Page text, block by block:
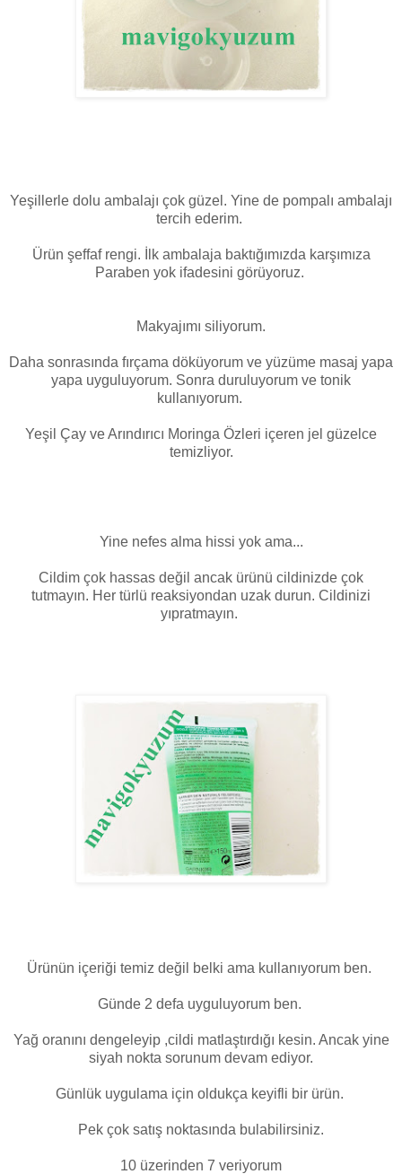
Yeşillerle dolu ambalajı çok güzel. Yine de pompalı ambalajı
tercih ederim.
Ürün şeffaf rengi. İlk ambalaja baktığımızda karşımıza
Paraben yok ifadesini görüyoruz.
Makyajımı siliyorum.
Daha sonrasında fırçama döküyorum ve yüzüme masaj yapa
yapa uyguluyorum. Sonra duruluyorum ve tonik
kullanıyorum.
Yeşil Çay ve Arındırıcı Moringa Özleri içeren jel güzelce
temizliyor.
Yine nefes alma hissi yok ama...
Cildim çok hassas değil ancak ürünü cildinizde çok
tutmayın. Her türlü reaksiyondan uzak durun. Cildinizi
yıpratmayın.
Ürünün içeriği temiz değil belki ama kullanıyorum ben.
Günde 2 defa uyguluyorum ben.
Yağ oranını dengeleyip ,cildi matlaştırdığı kesin. Ancak yine
siyah nokta sorunum devam ediyor.
Günlük uygulama için oldukça keyifli bir ürün.
Pek çok satış noktasında bulabilirsiniz.
10 üzerinden 7 veriyorum